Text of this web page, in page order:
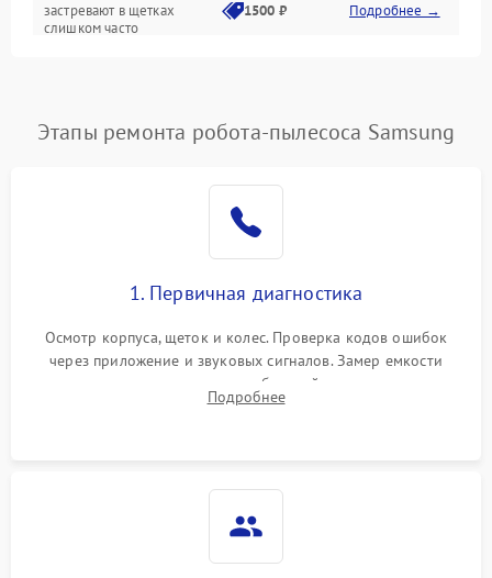
Программные сбои
застревают в щетках
слишком часто
1500 ₽ Подробнее →
Этапы ремонта робота-пылесоса Samsung
1. Первичная диагностика
Осмотр корпуса, щеток и колес. Проверка кодов ошибок
через приложение и звуковых сигналов. Замер емкости
аккумулятора и тестирование базовой станции зарядки.
Оценка работы лидара, бампера и датчиков падения для
Подробнее